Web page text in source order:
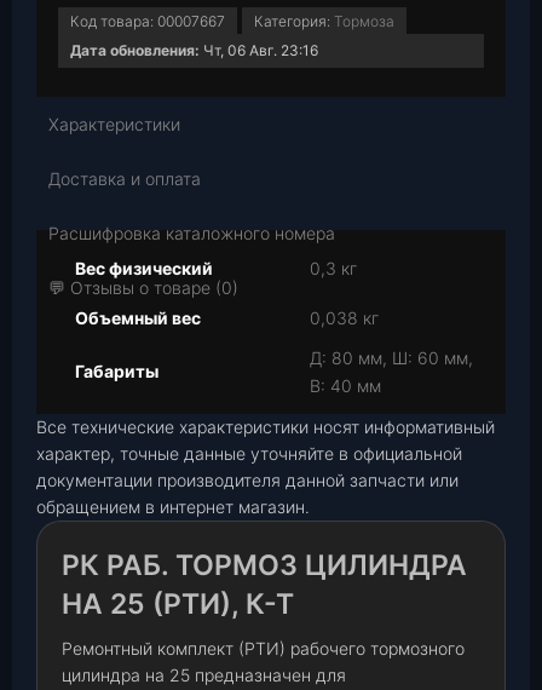
Код товара: 00007667 Категория: Тормоза
Дата обновления: Чт, 06 Авг. 23:16
Характеристики
Доставка и оплата
Расшифровка каталожного номера
💬 Отзывы о товаре (0)
Вес физический 0,3 кг
Объемный вес 0,038 кг
Габариты
Д: 80 мм, Ш: 60 мм,
В: 40 мм
Все технические характеристики носят информативный
характер, точные данные уточняйте в официальной
документации производителя данной запчасти или
обращением в интернет магазин.
РК РАБ. ТОРМОЗ ЦИЛИНДРА
НА 25 (РТИ), К-Т
Ремонтный комплект (РТИ) рабочего тормозного
цилиндра на 25 предназначен для